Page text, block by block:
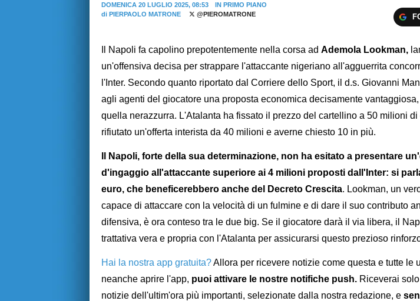
DOMENICA 20 LUGLIO 2025, 08:53
IN PRIMO PIANO
di PIERPAOLO MATRONE @PIEROMATRONE
Il Napoli fa capolino prepotentemente nella corsa ad Ademola Lookman,
un'offensiva decisa per strappare l'attaccante nigeriano all'agguerrita
l'Inter. Secondo quanto riportato dal Corriere dello Sport, il d.s. Giovanni
agli agenti del giocatore una proposta economica decisamente
quella nerazzurra. L'Atalanta ha fissato il prezzo del cartellino a 50 milioni di
rifiutato un'offerta interista da 40 milioni e averne chiesto 10 in più.
Il Napoli, forte della sua determinazione, non ha esitato a presentare
d'ingaggio all'attaccante superiore ai 4 milioni proposti dall'Inter: si
euro, che beneficerebbero anche del Decreto Crescita. Lookman, un
capace di attaccare con la velocità di un fulmine e di dare il suo contributo
difensiva, è ora conteso tra le due big. Se il giocatore darà il via libera, il
trattativa vera e propria con l'Atalanta per assicurarsi questo prezioso
Hai la nostra app gratuita?Allora per ricevere notizie come questa e tutte le
neanche aprire l'app, puoi attivare le nostre notifiche push. Riceverai
notizie dell'ultim'ora più importanti, selezionate dalla nostra redazione, e